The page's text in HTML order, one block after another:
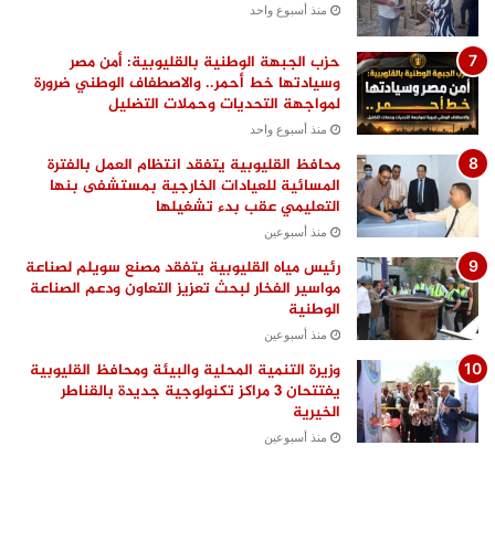
منذ أسبوع واحد
حزب الجبهة الوطنية بالقليوبية: أمن مصر
وسيادتها خط أحمر.. والاصطفاف الوطني ضرورة
لمواجهة التحديات وحملات التضليل
منذ أسبوع واحد
محافظ القليوبية يتفقد انتظام العمل بالفترة
المسائية للعيادات الخارجية بمستشفى بنها
التعليمي عقب بدء تشغيلها
منذ أسبوعين
رئيس مياه القليوبية يتفقد مصنع سويلم لصناعة
مواسير الفخار لبحث تعزيز التعاون ودعم الصناعة
الوطنية
منذ أسبوعين
وزيرة التنمية المحلية والبيئة ومحافظ القليوبية
يفتتحان 3 مراكز تكنولوجية جديدة بالقناطر
الخيرية
منذ أسبوعين